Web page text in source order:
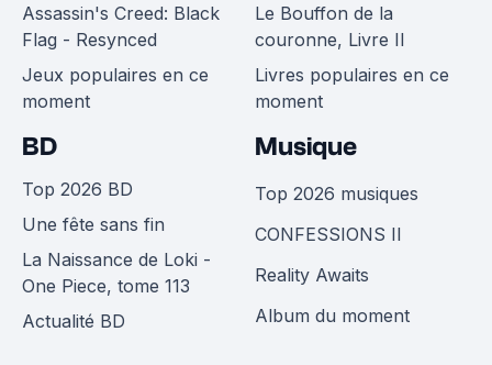
Assassin's Creed: Black
Flag - Resynced
Jeux populaires en ce
moment
Le Bouffon de la
couronne, Livre II
Livres populaires en ce
moment
BD
Top 2026 BD
Une fête sans fin
La Naissance de Loki -
One Piece, tome 113
Actualité BD
Musique
Top 2026 musiques
CONFESSIONS II
Reality Awaits
Album du moment